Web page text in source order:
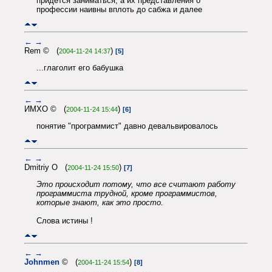
профессии наивны вплоть до сабжа и далее
← →
Rem © (2004-11-24 14:37) [5]
...глаголит его бабушка
← →
ИМХО © (2004-11-24 15:44) [6]
понятие "программист" давно девальвировалось
← →
Dmitriy O (2004-11-24 15:50) [7]
Это происходит потому, что все считают работу
программиста трудной, кроме программистов,
которые знают, как это просто.
Слова истины !
← →
Johnmen © (2004-11-24 15:54) [8]